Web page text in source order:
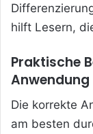
hilft Lesern,
Praktische
Anwendung
Die korrekte
am besten